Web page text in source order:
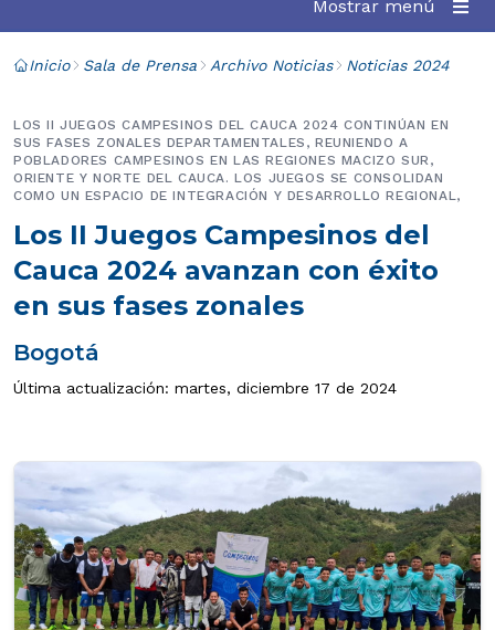
Mostrar menú
Inicio Sala de Prensa Archivo Noticias Noticias 2024
Los II Juegos Campesinos del
Cauca 2024 avanzan con éxito
en sus fases zonales
Bogotá
LOS II JUEGOS CAMPESINOS DEL CAUCA 2024 CONTINÚAN EN
SUS FASES ZONALES DEPARTAMENTALES, REUNIENDO A
POBLADORES CAMPESINOS EN LAS REGIONES MACIZO SUR,
ORIENTE Y NORTE DEL CAUCA. LOS JUEGOS SE CONSOLIDAN
COMO UN ESPACIO DE INTEGRACIÓN Y DESARROLLO REGIONAL,
Última actualización: martes, diciembre 17 de 2024